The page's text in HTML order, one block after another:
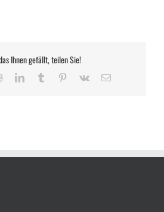
Ihnen gefällt, teilen Sie!
RedditLinkedInTumblr Pinterest
Vk
E-